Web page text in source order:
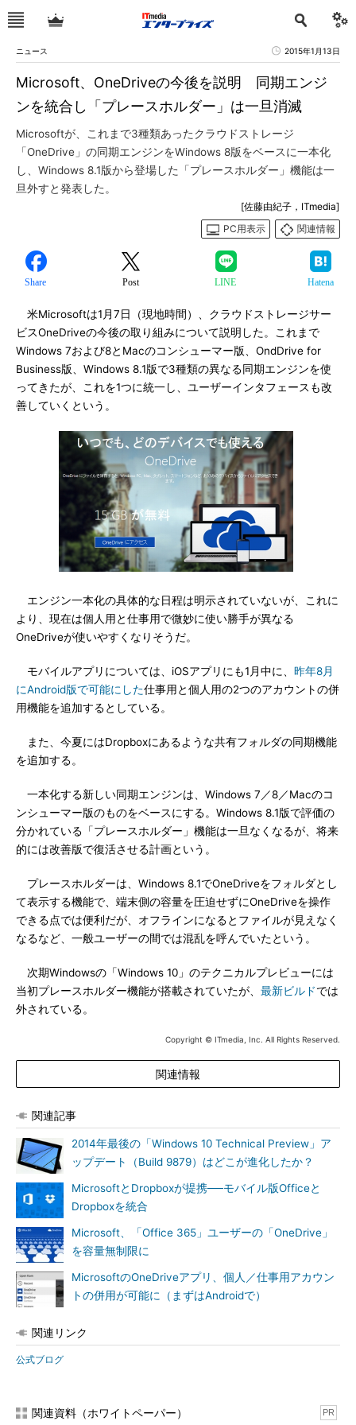
ニュース 2015年1月13日
Microsoft、OneDriveの今後を説明 同期エンジ
ンを統合し「プレースホルダー」は一旦消滅
Microsoftが、これまで3種類あったクラウドストレージ
「OneDrive」の同期エンジンをWindows 8版をベースに一本化
し、Windows 8.1版から登場した「プレースホルダー」機能は一
旦外すと発表した。
[佐藤由紀子，ITmedia]
PC用表示
関連情報
Share Post LINE Hatena
米Microsoftは1月7日（現地時間）、クラウドストレージサー
ビスOneDriveの今後の取り組みについて説明した。これまで
Windows 7および8とMacのコンシューマー版、OndDrive for
Business版、Windows 8.1版で3種類の異なる同期エンジンを使
ってきたが、これを1つに統一し、ユーザーインタフェースも改
善していくという。
エンジン一本化の具体的な日程は明示されていないが、これに
より、現在は個人用と仕事用で微妙に使い勝手が異なる
OneDriveが使いやすくなりそうだ。
モバイルアプリについては、iOSアプリにも1月中に、 昨年8月
にAndroid版で可能にした仕事用と個人用の2つのアカウントの併
用機能を追加するとしている。
また、今夏にはDropboxにあるような共有フォルダの同期機能
を追加する。
一本化する新しい同期エンジンは、Windows 7／8／Macのコ
ンシューマー版のものをベースにする。Windows 8.1版で評価の
分かれている「プレースホルダー」機能は一旦なくなるが、将来
的には改善版で復活させる計画という。
プレースホルダーは、Windows 8.1でOneDriveをフォルダとし
て表示する機能で、端末側の容量を圧迫せずにOneDriveを操作
できる点では便利だが、オフラインになるとファイルが見えなく
なるなど、一般ユーザーの間では混乱を呼んでいたという。
次期Windowsの「Windows 10」のテクニカルプレビューには
当初プレースホルダー機能が搭載されていたが、 最新ビルドでは
外されている。
Copyright © ITmedia, Inc. All Rights Reserved.
関連情報
関連記事
2014年最後の「Windows 10 Technical Preview」ア
ップデート（Build 9879）はどこが進化したか？
MicrosoftとDropboxが提携──モバイル版Officeと
Dropboxを統合
Microsoft、「Office 365」ユーザーの「OneDrive」
を容量無制限に
MicrosoftのOneDriveアプリ、個人／仕事用アカウン
トの併用が可能に（まずはAndroidで）
関連リンク
公式ブログ
関連資料（ホワイトペーパー） PR